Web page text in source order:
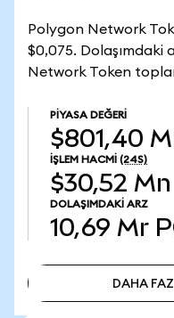
Polygon Network
$0,075. Dolaşımdaki
Network Token
PIYASA DEĞERI
$801,40
İŞLEM HACMI (24S)
$30,52 Mn
DOLAŞIMDAKI ARZ
10,69 Mr
DAHA